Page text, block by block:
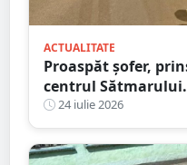
ACTUALITATE
Proaspăt șofer,
centrul
călcat pe bec
24 iulie 2026